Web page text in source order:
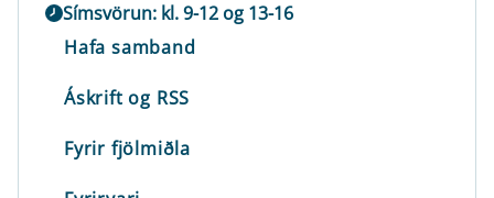
Símsvörun: kl. 9-12 og 13-16
Hafa samband
Áskrift og RSS
Fyrir fjölmiðla